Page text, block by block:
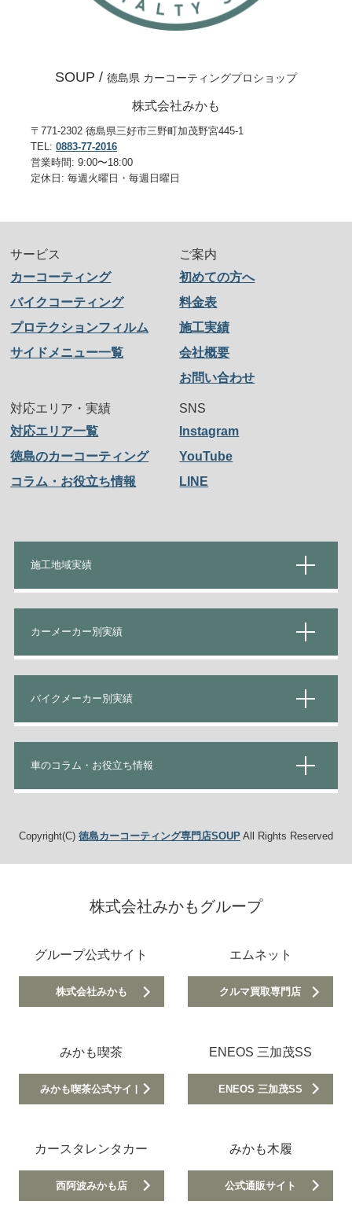
SOUP / 徳島県 カーコーティングプロショップ
株式会社みかも
〒771-2302 徳島県三好市三野町加茂野宮445-1
TEL: 0883-77-2016
営業時間: 9:00〜18:00
定休日: 毎週火曜日・毎週日曜日
サービス
カーコーティング
バイクコーティング
プロテクションフィルム
サイドメニュー一覧
ご案内
初めての方へ
料金表
施工実績
会社概要
お問い合わせ
対応エリア・実績
対応エリア一覧
徳島のカーコーティング
コラム・お役立ち情報
SNS
Instagram
YouTube
LINE
施工地域実績
カーメーカー別実績
バイクメーカー別実績
車のコラム・お役立ち情報
Copyright(C) 徳島カーコーティング専門店SOUPAll Rights Reserved
株式会社みかもグループ
グループ公式サイト
株式会社みかも
エムネット
クルマ買取専門店
みかも喫茶
みかも喫茶公式サイト
ENEOS 三加茂SS
ENEOS 三加茂SS
カースタレンタカー
西阿波みかも店
みかも木履
公式通販サイト